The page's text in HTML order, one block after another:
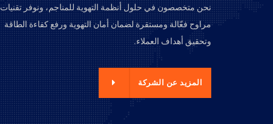
نحن متخصصون في حلول أنظمة التهوية للمناجم، ونوفر تقنيات
مراوح فعّالة ومستقرة لضمان أمان التهوية ورفع كفاءة الطاقة
وتحقيق أهداف العملاء.
المزيد عن الشركة